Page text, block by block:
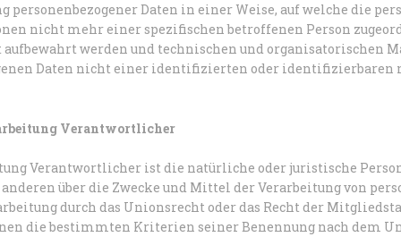
Daten in einer Weise, auf welche die
nicht mehr einer spezifischen betroffenen Person
werden und technischen und organisatorischen
Daten nicht einer identifizierten oder identifizierbaren
Verantwortlicher
Verantwortlicher ist die natürliche oder juristische
über die Zwecke und Mittel der Verarbeitung von
durch das Unionsrecht oder das Recht der
die bestimmten Kriterien seiner Benennung nach dem